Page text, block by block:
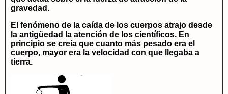
gravedad.
El fenómeno de la caída de los cuerpos atrajo desde
la antigüedad la atención de los científicos. En
principio se creía que cuanto más pesado era el
cuerpo, mayor era la velocidad con que llegaba a
tierra.